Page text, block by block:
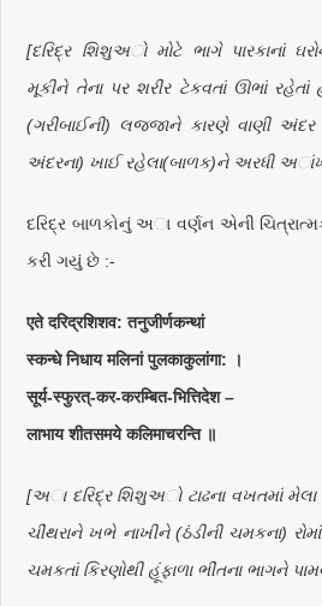
[દરિદ્ર શિશુઅો મોટે ભાગે પારકાનાં
મૂકીને તેના પર શરીર ટેકવતાં ઊભાં રહેતાં
(ગરીબાઈની) લજ્જાને કારણે વાણી
અંદરના) ખાઈ રહેલા(બાળક)ને અરધી
દરિદ્ર બાળકોનું અા વર્ણન એની
કરી ગયું છે :-
एते दरिद्रशिशव: तनुजीर्णकन्थां
स्कन्धे निधाय मलिनां पुलकाकुलांगा: ।
सूर्य-स्फुरत्-कर-करम्बित-भित्तिदेश –
लाभाय शीतसमये कलिमाचरन्ति ॥
[અા દરિદ્ર શિશુઅો ટાઢના વખતમાં
ચીંથરાને ખભે નાખીને (ઠંડીની ચમકના)
ચમકતાં કિરણોથી હૂંફાળા ભીંતના ભાગને